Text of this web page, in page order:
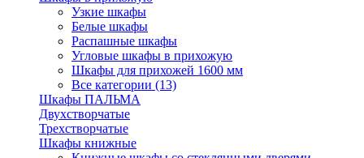
Узкие шкафы
Белые шкафы
Распашные шкафы
Угловые шкафы в прихожую
Шкафы для прихожей 1600 мм
Все категории (13)
Шкафы ПАЛЬМА
Двухстворчатые
Трехстворчатые
Шкафы книжные